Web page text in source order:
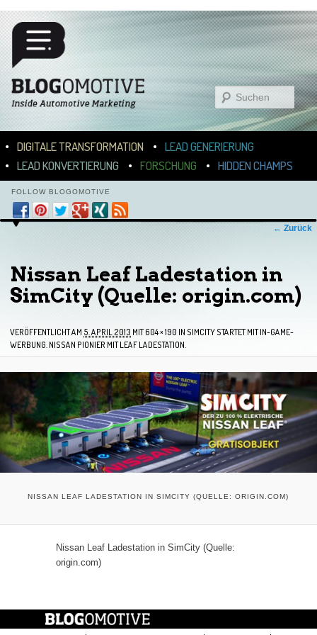
Suchen
ZUM INHALT WECHSELN
ZUM SEKUNDÄREN INHALT WECHSELN
DIGITALE TRANSFORMATION
LEAD GENERIERUNG
LEAD KONVERTIERUNG
FORSCHUNG HIDDEN CHAMPS
FOLLOW BLOGOMOTIVE
Bilder-Navigation ← Zurück
Nissan Leaf Ladestation in
SimCity (Quelle: origin.com)
VERÖFFENTLICHT AM 5. APRIL 2013 MIT604 × 190 IN SIMCITY STARTET MIT IN-GAME-
WERBUNG. NISSAN PIONIER MIT LEAF LADESTATION.
NISSAN LEAF LADESTATION IN SIMCITY (QUELLE: ORIGIN.COM)
Nissan Leaf Ladestation in SimCity (Quelle:
origin.com)